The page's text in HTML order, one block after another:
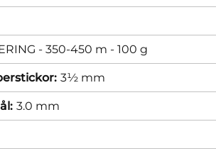
- 350-450 m - 100 g
3½ mm
3.0 mm